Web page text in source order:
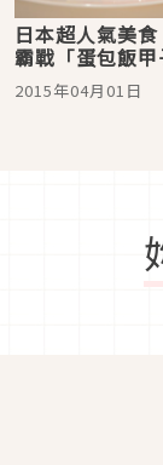
日本超人氣美
霸戰「蛋包飯
跑囉！
2015年04月01日